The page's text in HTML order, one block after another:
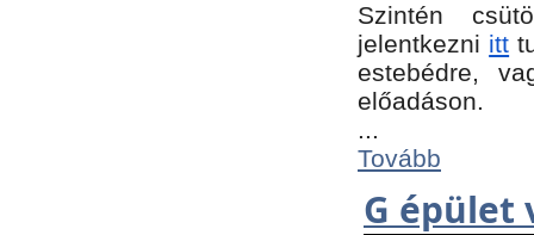
Szintén
jelentkezni itt
estebédre,
előadáson.
...
Tovább
G épület